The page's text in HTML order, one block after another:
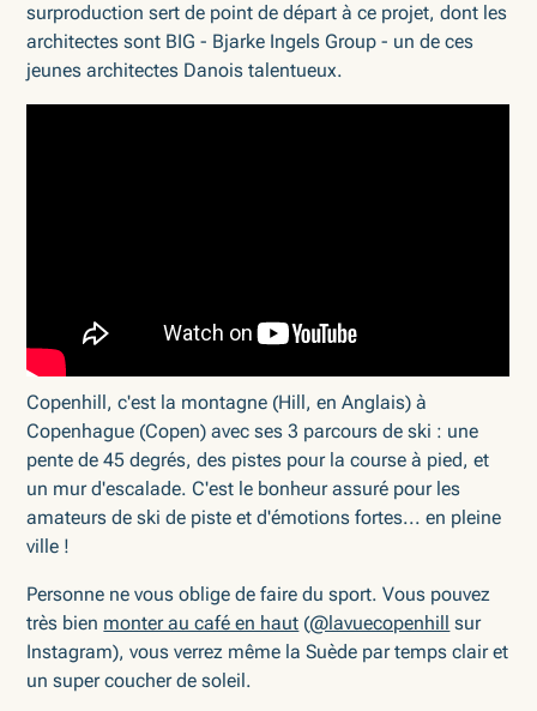
surproduction sert de point de départ à ce projet, dont les
architectes sont BIG - Bjarke Ingels Group - un de ces
jeunes architectes Danois talentueux.
Copenhill, c'est la montagne (Hill, en Anglais) à
Copenhague (Copen) avec ses 3 parcours de ski : une
pente de 45 degrés, des pistes pour la course à pied, et
un mur d'escalade. C'est le bonheur assuré pour les
amateurs de ski de piste et d'émotions fortes... en pleine
ville !
Personne ne vous oblige de faire du sport. Vous pouvez
très bien monter au café en haut (@lavuecopenhill sur
Instagram), vous verrez même la Suède par temps clair et
un super coucher de soleil.